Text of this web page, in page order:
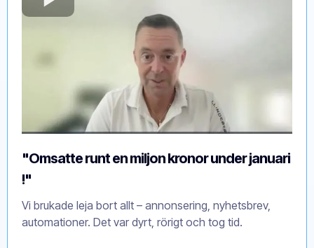
"Omsatte runt en miljon kronor under januari
!"
Vi brukade leja bort allt – annonsering, nyhetsbrev,
automationer. Det var dyrt, rörigt och tog tid.